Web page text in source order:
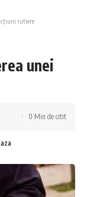
rutiere
unei
0 Min de citit